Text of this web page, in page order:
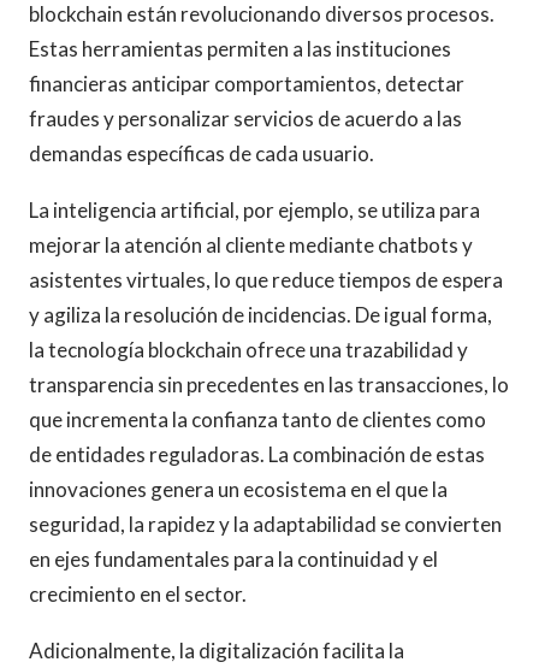
blockchain están revolucionando diversos procesos.
Estas herramientas permiten a las instituciones
financieras anticipar comportamientos, detectar
fraudes y personalizar servicios de acuerdo a las
demandas específicas de cada usuario.
La inteligencia artificial, por ejemplo, se utiliza para
mejorar la atención al cliente mediante chatbots y
asistentes virtuales, lo que reduce tiempos de espera
y agiliza la resolución de incidencias. De igual forma,
la tecnología blockchain ofrece una trazabilidad y
transparencia sin precedentes en las transacciones, lo
que incrementa la confianza tanto de clientes como
de entidades reguladoras. La combinación de estas
innovaciones genera un ecosistema en el que la
seguridad, la rapidez y la adaptabilidad se convierten
en ejes fundamentales para la continuidad y el
crecimiento en el sector.
Adicionalmente, la digitalización facilita la